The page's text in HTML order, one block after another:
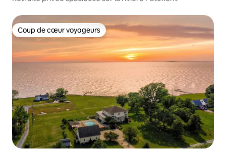
Coup de cœur voyageurs
Coup de cœur voyageurs